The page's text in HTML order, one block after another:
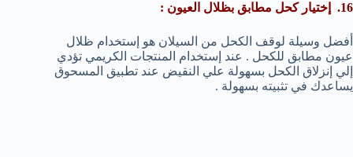
16. إختيار كحل مطابق بظلال العيون :
أفضل وسيلة لوقف الكحل من السيلان هو إستخدام ظلال
عيون مطابق للكحل . عند إستخدام المنتجات الكريمي تؤدي
إلي إنزلاق الكحل بسهولة علي النقيض عند تطبيق المسحوق
يساعدك في تثبيته بسهولة .